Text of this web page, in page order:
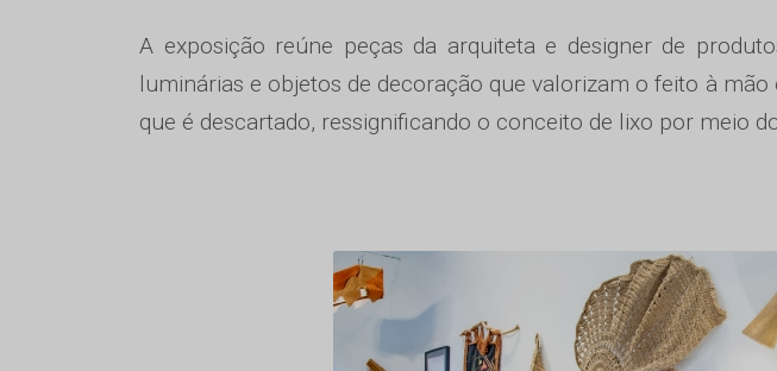
A exposição reúne peças da arquiteta e designer de
luminárias e objetos de decoração que valorizam o feito à
que é descartado, ressignificando o conceito de lixo por meio